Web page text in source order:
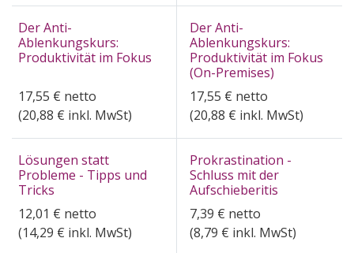
Der Anti-
Ablenkungskurs:
Produktivität im Fokus
17,55 € netto
(20,88 € inkl. MwSt)
Der Anti-
Ablenkungskurs:
Produktivität im Fokus
(On-Premises)
17,55 € netto
(20,88 € inkl. MwSt)
Lösungen statt
Probleme - Tipps und
Tricks
12,01 € netto
(14,29 € inkl. MwSt)
Prokrastination -
Schluss mit der
Aufschieberitis
7,39 € netto
(8,79 € inkl. MwSt)